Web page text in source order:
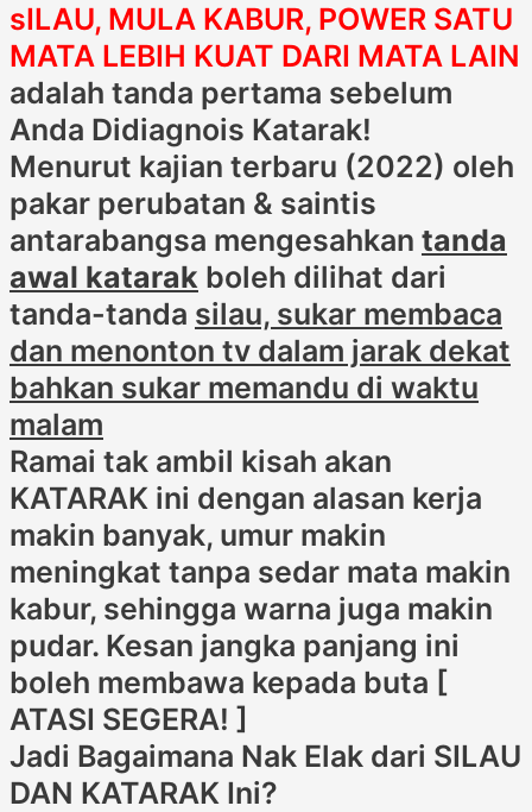
sILAU, MULA KABUR, POWER SATU
MATA LEBIH KUAT DARI MATA LAIN
adalah tanda pertama sebelum
Anda Didiagnois Katarak!
Menurut kajian terbaru (2022) oleh
pakar perubatan & saintis
antarabangsa mengesahkan tanda
awal katarak boleh dilihat dari
tanda-tanda silau, sukar membaca
dan menonton tv dalam jarak dekat
bahkan sukar memandu di waktu
malam
Ramai tak ambil kisah akan
KATARAK ini dengan alasan kerja
makin banyak, umur makin
meningkat tanpa sedar mata makin
kabur, sehingga warna juga makin
pudar. Kesan jangka panjang ini
boleh membawa kepada buta [
ATASI SEGERA! ]
Jadi Bagaimana Nak Elak dari SILAU
DAN KATARAK Ini?